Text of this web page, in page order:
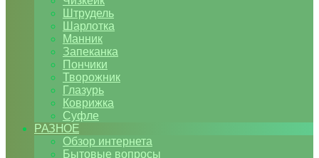
Штрудель
Шарлотка
Манник
Запеканка
Пончики
Творожник
Глазурь
Коврижка
Суфле
РАЗНОЕ
Обзор интернета
Бытовые вопросы